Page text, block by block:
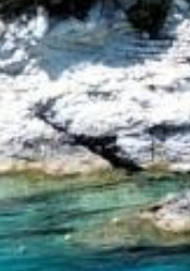
WEITERBILDUNG
AUSBILDUNGSBOOTE
PREISE
KURSTERMINE
PRÜFUNGSTERMINE
ONLINEKURS
FAQ